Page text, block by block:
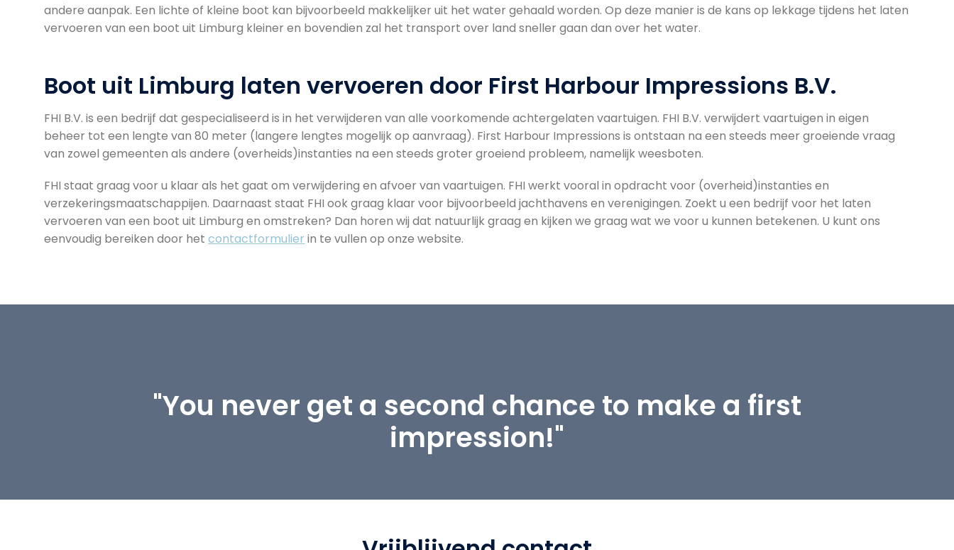
andere aanpak. Een lichte of kleine boot kan bijvoorbeeld makkelijker uit het water gehaald worden. Op deze manier is de kans op lekkage tijdens het laten
vervoeren van een boot uit Limburg kleiner en bovendien zal het transport over land sneller gaan dan over het water.
Boot uit Limburg laten vervoeren door First Harbour Impressions B.V.
FHI B.V. is een bedrijf dat gespecialiseerd is in het verwijderen van alle voorkomende achtergelaten vaartuigen. FHI B.V. verwijdert vaartuigen in eigen
beheer tot een lengte van 80 meter (langere lengtes mogelijk op aanvraag). First Harbour Impressions is ontstaan na een steeds meer groeiende vraag
van zowel gemeenten als andere (overheids)instanties na een steeds groter groeiend probleem, namelijk weesboten.
FHI staat graag voor u klaar als het gaat om verwijdering en afvoer van vaartuigen. FHI werkt vooral in opdracht voor (overheid)instanties en
verzekeringsmaatschappijen. Daarnaast staat FHI ook graag klaar voor bijvoorbeeld jachthavens en verenigingen. Zoekt u een bedrijf voor het laten
vervoeren van een boot uit Limburg en omstreken? Dan horen wij dat natuurlijk graag en kijken we graag wat we voor u kunnen betekenen. U kunt ons
eenvoudig bereiken door het contactformulier in te vullen op onze website.
"You never get a second chance to make a first
impression!"